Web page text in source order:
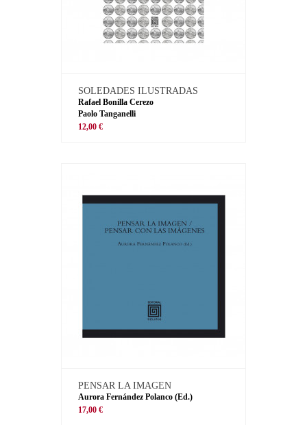
SOLEDADES ILUSTRADAS
Rafael Bonilla Cerezo
Paolo Tanganelli
12,00 €
PENSAR LA IMAGEN
Aurora Fernández Polanco (Ed.)
17,00 €